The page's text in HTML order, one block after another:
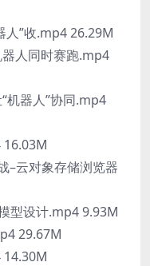
”收.mp4 26.29M
人同时赛跑.mp4
机器人”协同.mp4
–云对象存储浏览器
型设计.mp4 9.93M
29.67M